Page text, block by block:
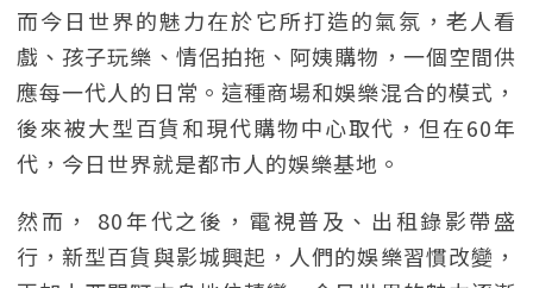
而今日世界的魅力在於它所打造的氣氛，老人看
戲、孩子玩樂、情侶拍拖、阿姨購物，一個空間供
應每一代人的日常。這種商場和娛樂混合的模式，
後來被大型百貨和現代購物中心取代，但在60年
代，今日世界就是都市人的娛樂基地。
然而， 80年代之後，電視普及、出租錄影帶盛
行，新型百貨與影城興起，人們的娛樂習慣改變，